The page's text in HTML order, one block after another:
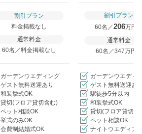
割引プラン
料金掲載なし
通常料金
60名／料金掲載なし
割引プラン
60名／206万円
通常料金
60名／347万円〜
ガーデンウエディング
ゲスト無料送迎あり
和装挙式OK
貸切(フロア貸切含む)
ペット相談OK
挙式のみOK
会費制結婚式OK
ガーデンウエディ
ゲスト無料送迎あ
駅徒歩5分以内
和装挙式OK
貸切(フロア貸切含
ペット相談OK
ナイトウエディン